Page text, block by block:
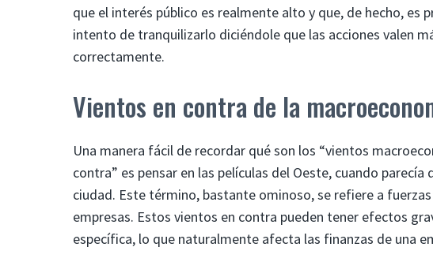
que el interés público es realmente alto y que, de hecho, es
intento de tranquilizarlo diciéndole que las acciones valen
correctamente.
Vientos en contra de la
Una manera fácil de recordar qué son los “vientos
contra” es pensar en las películas del Oeste, cuando
ciudad. Este término, bastante ominoso, se refiere a
empresas. Estos vientos en contra pueden tener efectos
específica, lo que naturalmente afecta las finanzas de una